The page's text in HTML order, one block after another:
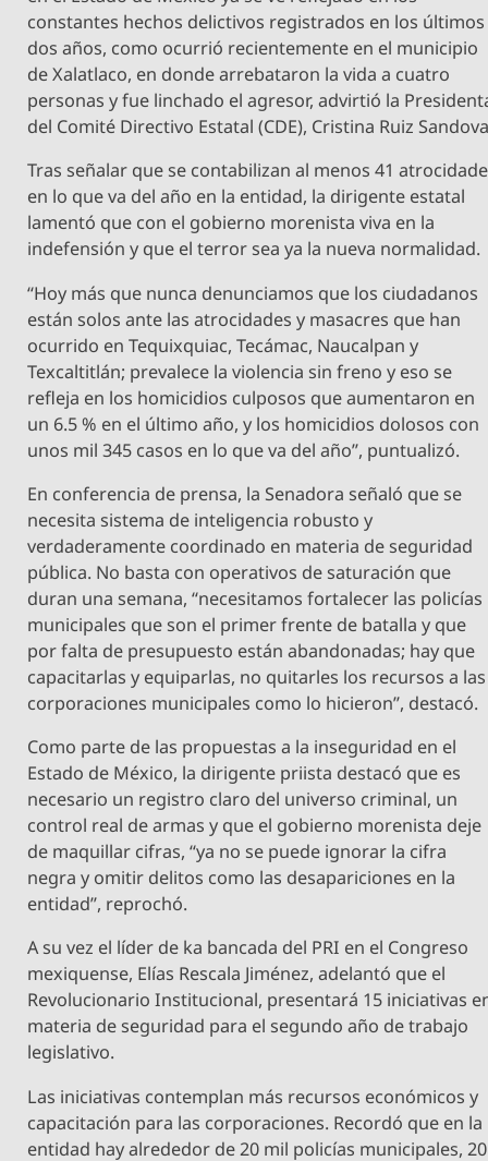
constantes hechos delictivos registrados en los últimos
dos años, como ocurrió recientemente en el municipio
de Xalatlaco, en donde arrebataron la vida a cuatro
personas y fue linchado el agresor, advirtió la
del Comité Directivo Estatal (CDE), Cristina Ruiz
Tras señalar que se contabilizan al menos 41
en lo que va del año en la entidad, la dirigente estatal
lamentó que con el gobierno morenista viva en la
indefensión y que el terror sea ya la nueva normalidad.
“Hoy más que nunca denunciamos que los ciudadanos
están solos ante las atrocidades y masacres que han
ocurrido en Tequixquiac, Tecámac, Naucalpan y
Texcaltitlán; prevalece la violencia sin freno y eso se
refleja en los homicidios culposos que aumentaron en
un 6.5 % en el último año, y los homicidios dolosos con
unos mil 345 casos en lo que va del año”, puntualizó.
En conferencia de prensa, la Senadora señaló que se
necesita sistema de inteligencia robusto y
verdaderamente coordinado en materia de seguridad
pública. No basta con operativos de saturación que
duran una semana, “necesitamos fortalecer las policías
municipales que son el primer frente de batalla y que
por falta de presupuesto están abandonadas; hay que
capacitarlas y equiparlas, no quitarles los recursos a las
corporaciones municipales como lo hicieron”, destacó.
Como parte de las propuestas a la inseguridad en el
Estado de México, la dirigente priista destacó que es
necesario un registro claro del universo criminal, un
control real de armas y que el gobierno morenista deje
de maquillar cifras, “ya no se puede ignorar la cifra
negra y omitir delitos como las desapariciones en la
entidad”, reprochó.
A su vez el líder de ka bancada del PRI en el Congreso
mexiquense, Elías Rescala Jiménez, adelantó que el
Revolucionario Institucional, presentará 15 iniciativas
materia de seguridad para el segundo año de trabajo
legislativo.
Las iniciativas contemplan más recursos económicos y
capacitación para las corporaciones. Recordó que en la
entidad hay alrededor de 20 mil policías municipales, 20